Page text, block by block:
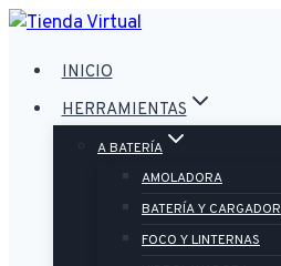
Saltar
contenido
INICIO
HERRAMIENTAS
A BATERÍA
AMOLADORA
BATERÍA Y CARGADOR
FOCO Y LINTERNAS